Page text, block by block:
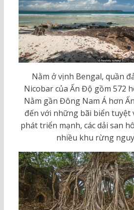
Nằm ở vịnh Bengal, quần
Nicobar của Ấn Độ gồm 572
Nằm gần Đông Nam Á hơn
đến với những bãi biển tuyệt
phát triển mạnh, các dải san
nhiều khu rừng